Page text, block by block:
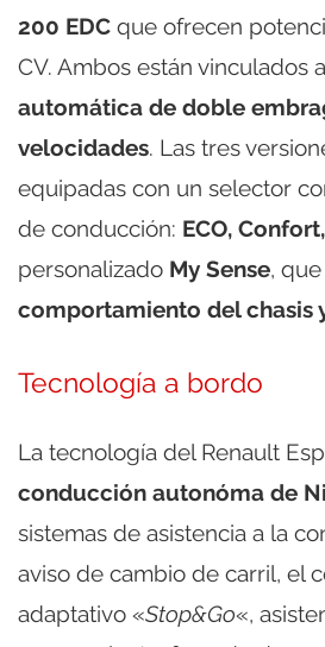
200 EDC que ofrecen
CV. Ambos están vinculados
automática de doble
velocidades. Las tres
equipadas con un selector
de conducción: ECO,
personalizado My Sense, que
comportamiento del chasis
Tecnología a bordo
La tecnología del Renault
conducción autonóma de
sistemas de asistencia a la
aviso de cambio de carril, el
adaptativo «Stop&Go«,